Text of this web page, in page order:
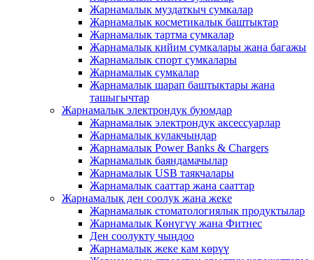
Жарнамалык муздаткыч сумкалар
Жарнамалык косметикалык баштыктар
Жарнамалык тартма сумкалар
Жарнамалык кийим сумкалары жана багажы
Жарнамалык спорт сумкалары
Жарнамалык сумкалар
Жарнамалык шарап баштыктары жана
ташыгычтар
Жарнамалык электрондук буюмдар
Жарнамалык электрондук аксессуарлар
Жарнамалык кулакчындар
Жарнамалык Power Banks & Chargers
Жарнамалык баяндамачылар
Жарнамалык USB таякчалары
Жарнамалык сааттар жана сааттар
Жарнамалык ден соолук жана жеке
Жарнамалык стоматологиялык продуктылар
Жарнамалык Көнүгүү жана Фитнес
Ден соолукту чыңдоо
Жарнамалык жеке кам көрүү